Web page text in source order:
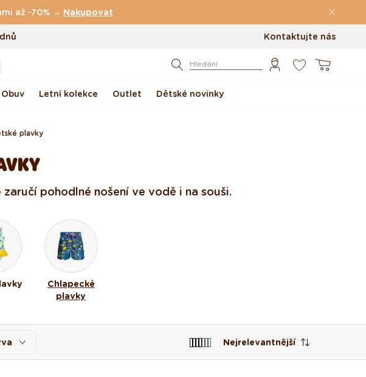
až -70% → Nakupovat
999 Kč
u nás
Kontaktujte nás
Hledání Košík
Obuv Letní kolekce Outlet Dětské novinky
plavky
pohodlné nošení ve vodě i na souši.
Chlapecké
plavky
Nejrelevantnější